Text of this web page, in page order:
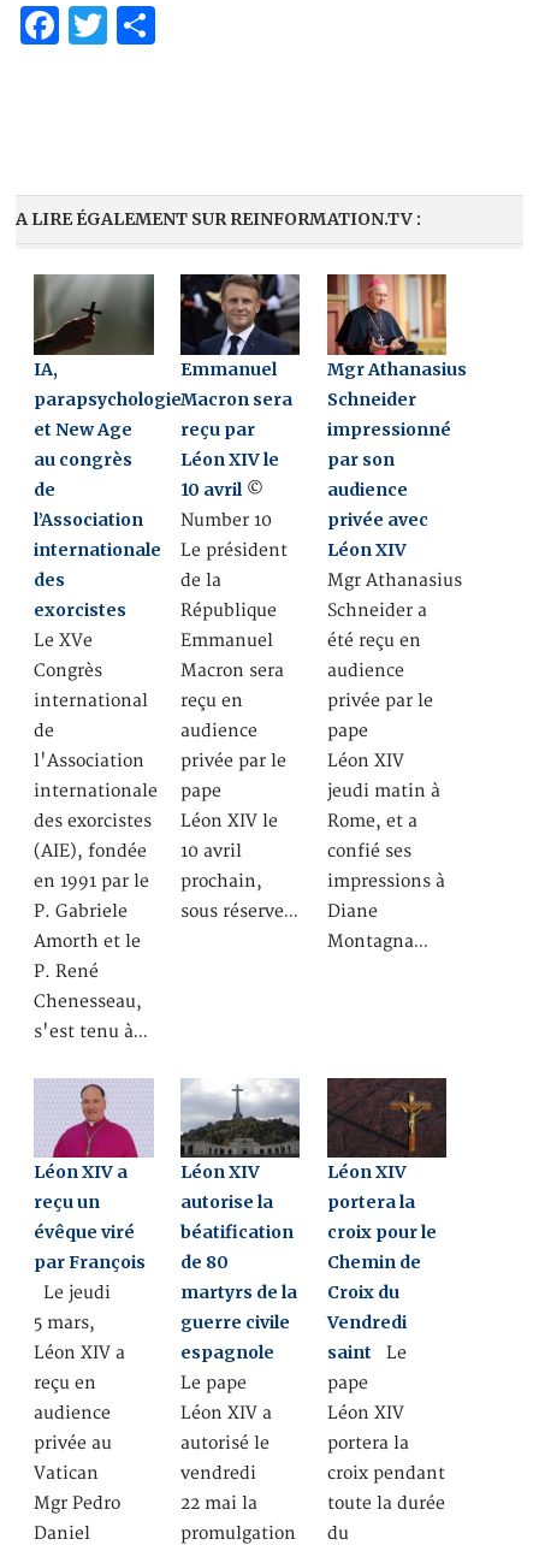
Facebook
Twitter
A LIRE ÉGALEMENT SUR REINFORMATION.TV :
IA,
parapsychologie
et New Age
au congrès
de
l’Association
internationale
des
exorcistes
Le XVe
Congrès
international
de
l'Association
internationale
des exorcistes
(AIE), fondée
en 1991 par le
P. Gabriele
Amorth et le
P. René
Chenesseau,
s'est tenu à…
Emmanuel
Macron sera
reçu par
Léon XIV le
10 avril©
Number 10
Le président
de la
République
Emmanuel
Macron sera
reçu en
audience
privée par le
pape
Léon XIV le
10 avril
prochain,
sous réserve…
Mgr Athanasius
Schneider
impressionné
par son
audience
privée avec
Léon XIV
Mgr Athanasius
Schneider a
été reçu en
audience
privée par le
pape
Léon XIV
jeudi matin à
Rome, et a
confié ses
impressions à
Diane
Montagna…
Léon XIV a
reçu un
évêque viré
par François
Le jeudi
5 mars,
Léon XIV a
reçu en
audience
privée au
Vatican
Mgr Pedro
Daniel
Léon XIV
autorise la
béatification
de 80
martyrs de la
guerre civile
espagnole
Le pape
Léon XIV a
autorisé le
vendredi
22 mai la
promulgation
Léon XIV
portera la
croix pour le
Chemin de
Croix du
Vendredi
saint Le
pape
Léon XIV
portera la
croix pendant
toute la durée
du